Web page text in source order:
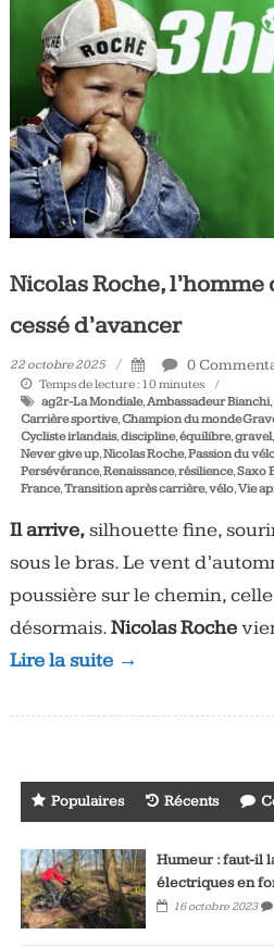
jours,
votre
actualité
vélo
et
triathlon
Nicolas Roche, l’homme
cessé d’avancer
22 octobre 2025 0
Temps de lecture : 10 minutes
ag2r-La Mondiale,Ambassadeur Bianchi,
Carrière sportive,Champion du monde
Cycliste irlandais,discipline,équilibre,gravel,
Never give up,Nicolas Roche,Passion du
Persévérance,Renaissance,résilience,Saxo
France,Transition après carrière,vélo,Vie
Il arrive,silhouette fine,
sous le bras. Le vent
poussière sur le chemin,
désormais.Nicolas Roche
Lire la suite →
Populaires Récents
Humeur : faut-il
électriques en
16 octobre 2023